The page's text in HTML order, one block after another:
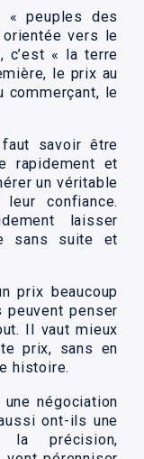
« peuples des
vers le
c’est « la terre
le prix au
commerçant, le
savoir être
rapidement et
un véritable
confiance.
laisser
sans suite et
prix beaucoup
penser
Il vaut mieux
prix, sans en
histoire.
négociation
ont-ils une
la précision,